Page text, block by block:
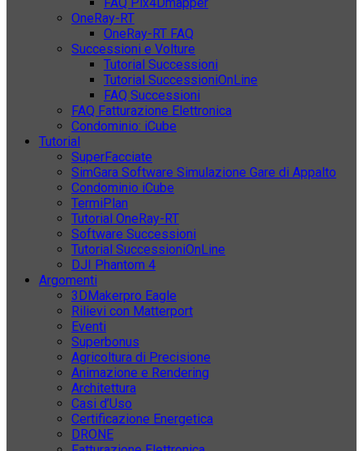
OneRay-RT
OneRay-RT FAQ
Successioni e Volture
Tutorial Successioni
Tutorial SuccessioniOnLine
FAQ Successioni
FAQ Fatturazione Elettronica
Condominio: iCube
Tutorial
SuperFacciate
SimGara Software Simulazione Gare di Appalto
Condominio iCube
TermiPlan
Tutorial OneRay-RT
Software Successioni
Tutorial SuccessioniOnLine
DJI Phantom 4
Argomenti
3DMakerpro Eagle
Rilievi con Matterport
Eventi
Superbonus
Agricoltura di Precisione
Animazione e Rendering
Architettura
Casi d’Uso
Certificazione Energetica
DRONE